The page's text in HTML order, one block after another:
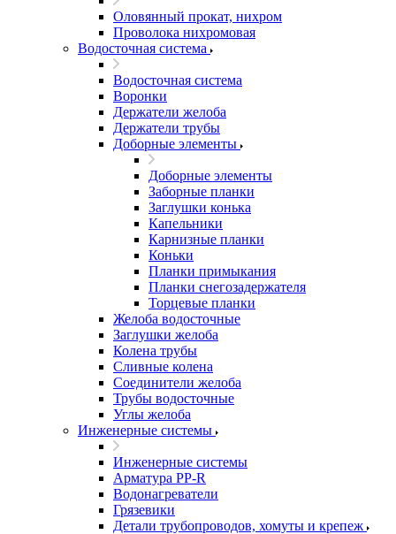
Оловянный прокат, нихром
Проволока нихромовая
Водосточная система
Водосточная система
Воронки
Держатели желоба
Держатели трубы
Доборные элементы
Доборные элементы
Заборные планки
Заглушки конька
Капельники
Карнизные планки
Коньки
Планки примыкания
Планки снегозадержателя
Торцевые планки
Желоба водосточные
Заглушки желоба
Колена трубы
Сливные колена
Соединители желоба
Трубы водосточные
Углы желоба
Инженерные системы
Инженерные системы
Арматура PP-R
Водонагреватели
Грязевики
Детали трубопроводов, хомуты и крепеж